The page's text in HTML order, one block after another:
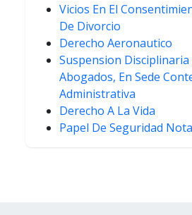
Vicios En El
De Divorcio
Derecho Aeronautico
Suspension Disciplinaria
Abogados, En Sede
Administrativa
Derecho A La Vida
Papel De Seguridad